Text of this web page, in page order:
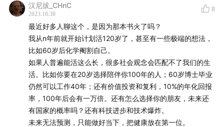
XR 相关：Meta vs Apple
Vision Pro 真机中的魔鬼细节
脑放电波是一档关注科技前沿、品牌营销和个人成长的谈
话类节目。每期带给您一个有趣有据的话题，帮您在信息
严重过载的现代世界小幅自我迭代。您可以在小宇宙、苹
果播客或者其他泛用型播客客户端搜索“脑放电波”找到并
关注我们，如果您对本期节目有任何疑问，欢迎您给我们
留言，如果您觉得这期内容对你有所帮助，欢迎您关注点
汉尼拔_CHnC
2023.10.30
8
最近好多人聊这个，是因为那本书火了吗？
我从n年前就开始计划活120岁了，甚至有一些极端的想法，
比如60岁后化学阉割自己。
如果人普遍能活这么长，很多社会观念会匹配不了我们的生
活。比如你要在20岁选择陪伴你100年的人；60岁博士毕业
仍然可以工作40年；还有价值投资和复利，10%的年化回报
率，100年后会有一万倍。还有怎么选择你的朋友，未来还
有国家的概率吗？还有科技进步和技术爆炸。
未来无法预测，只能做好当下，把健康放在第一位。